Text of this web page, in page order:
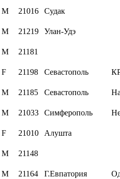
M 21016 Судак
M 21219 Улан-Удэ
M 21181
F 21198 Севастополь
M 21185 Севастополь
M 21033 Симферополь
F 21010 Алушта
M 21148
M 21164 Г.Евпатория